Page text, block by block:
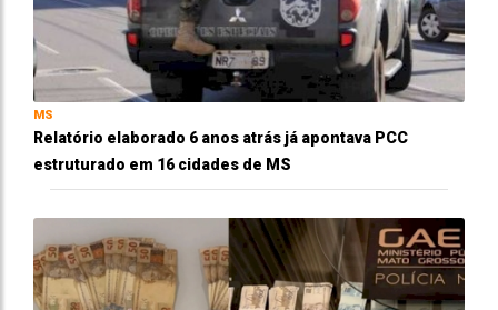
MS
Relatório elaborado 6 anos atrás já apontava PCC
estruturado em 16 cidades de MS